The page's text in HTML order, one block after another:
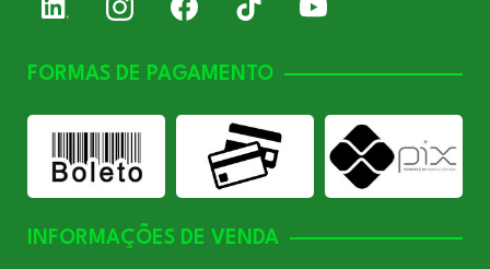
FORMAS DE PAGAMENTO
INFORMAÇÕES DE VENDA